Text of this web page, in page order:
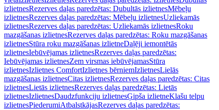
izlietnesRezerves daļas paredzētas: Dubultās izlietnesMēbeļu
izlietnesRezerves daļas paredzētas: Mēbeļu izlietnesUzliekamās
izlietnesRezerves daļas paredzētas: Uzliekamās izlietnesRoku
mazgāšanas izlietnesRezerves daļas paredzētas: Roku mazgāšanas
izlietnesStūra roku mazgāšanas izlietneDaļēji iemontētās
izlietnesIebūvējamas izlietnesRezerves daļas paredzētas:
Iebūvējamas izlietnesZem virsmas iebūvējamasStūra
izlietnesIzlietnes ComfortIzlietnes bērniemIzlietnesLielās
mazgāšanas izlietnesCitas izlietnesRezerves daļas paredzētas: Citas
izlietnesLietās izlietnesRezerves daļas paredzētas: Lietās
izlietnesIzlietnesDaudzfunkciju izlietnesĢipša izlietneKlašu telpu
izlietnesPiederumiAtbalstkājasRezerves daļas paredzētas: